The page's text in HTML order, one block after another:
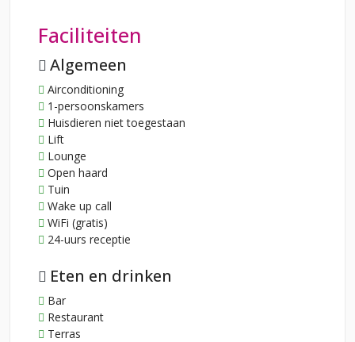
Faciliteiten
Algemeen
Airconditioning
1-persoonskamers
Huisdieren niet toegestaan
Lift
Lounge
Open haard
Tuin
Wake up call
WiFi (gratis)
24-uurs receptie
Eten en drinken
Bar
Restaurant
Terras